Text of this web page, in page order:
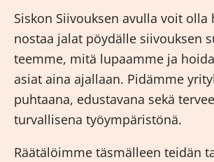
Siskon Siivouksen avulla voit olla
nostaa jalat pöydälle siivouksen
teemme, mitä lupaamme ja
asiat aina ajallaan. Pidämme
puhtaana, edustavana sekä
turvallisena työympäristönä.
Räätälöimme täsmälleen teidän